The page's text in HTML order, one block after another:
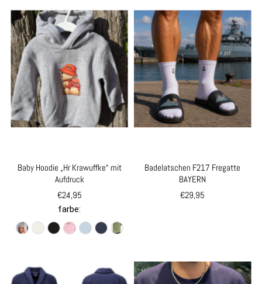
Baby Hoodie „Hr Krawuffke“ mit
Aufdruck
€24,95
farbe:
Badelatschen F217 Fregatte
BAYERN
€29,95